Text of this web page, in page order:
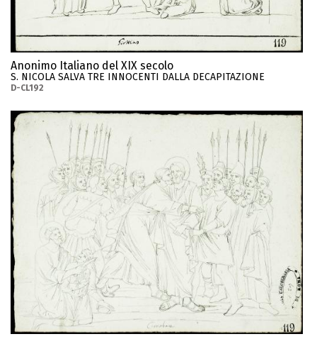
Anonimo Italiano del XIX secolo
S. NICOLA SALVA TRE INNOCENTI DALLA DECAPITAZIONE
D-CL192